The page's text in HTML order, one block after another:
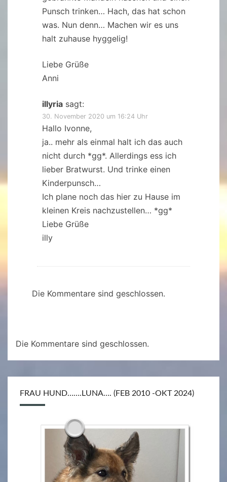
Punsch trinken… Hach, das hat schon
was. Nun denn… Machen wir es uns
halt zuhause hyggelig!
Liebe Grüße
Anni
illyria sagt:
30. November 2020 um 16:24 Uhr
Hallo Ivonne,
ja.. mehr als einmal halt ich das auch
nicht durch *gg*. Allerdings ess ich
lieber Bratwurst. Und trinke einen
Kinderpunsch…
Ich plane noch das hier zu Hause im
kleinen Kreis nachzustellen… *gg*
Liebe Grüße
illy
Die Kommentare sind geschlossen.
Die Kommentare sind geschlossen.
FRAU HUND…….LUNA…. (FEB 2010 -OKT 2024)